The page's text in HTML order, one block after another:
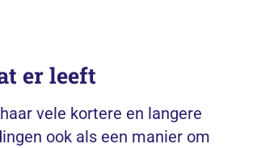
er leeft
vele kortere en langere
ook als een manier om